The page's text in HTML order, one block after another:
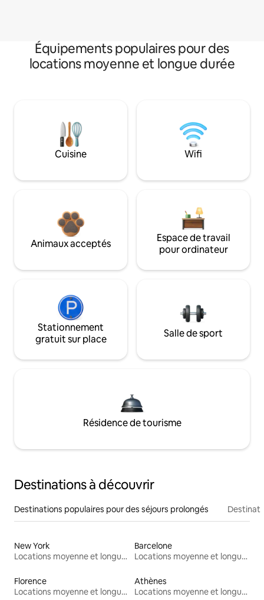
Équipements populaires pour des
locations moyenne et longue durée
Cuisine Wifi
Animaux acceptés
Espace de travail
pour ordinateur
Stationnement
gratuit sur place
Salle de sport
Résidence de tourisme
Destinations à découvrir
Destinations populaires pour des séjours prolongés
New York
Locations moyenne et longue durée
Barcelone
Locations moyenne et longue durée
Florence
Locations moyenne et longue durée
Athènes
Locations moyenne et longue durée